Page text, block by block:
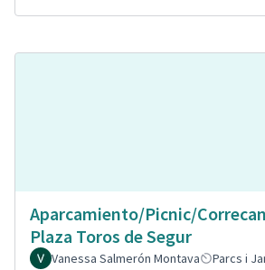
Aparcamiento/Picnic/Correcan
Plaza Toros de Segur
Vanessa Salmerón Montava
Parcs i